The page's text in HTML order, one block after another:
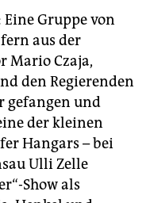
Gruppe von
aus der
Mario Czaja,
den Regierenden
gefangen und
der kleinen
Hangars – bei
Ulli Zelle
Show als